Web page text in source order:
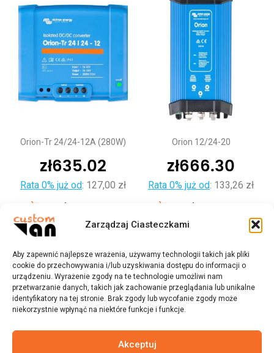
Zarządzaj Ciasteczkami
Aby zapewnić najlepsze wrażenia, używamy technologii takich jak pliki
cookie do przechowywania i/lub uzyskiwania dostępu do informacji o
urządzeniu. Wyrażenie zgody na te technologie umożliwi nam
przetwarzanie danych, takich jak zachowanie przeglądania lub unikalne
identyfikatory na tej stronie. Brak zgody lub wycofanie zgody może
niekorzystnie wpłynąć na niektóre funkcje i funkcje.
Akceptuj
Orion-Tr 24/24-12A (280W)
zł635.02
Rata 0% już od: 127,00 zł
Orion 12/24-20
zł666.30
Rata 0% już od: 133,26 zł